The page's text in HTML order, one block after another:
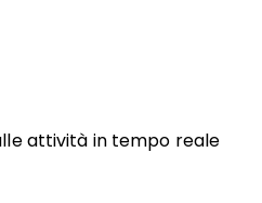
attività in tempo reale